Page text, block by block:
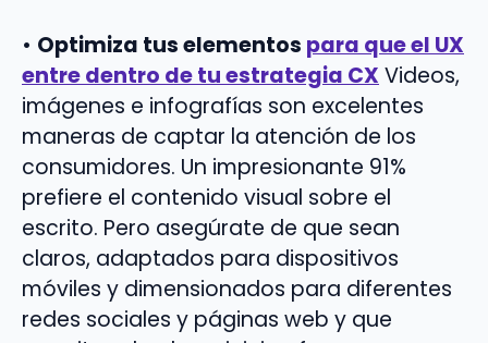
• Optimiza tus elementos para que el UX
entre dentro de tu estrategia CX Videos,
imágenes e infografías son excelentes
maneras de captar la atención de los
consumidores. Un impresionante 91%
prefiere el contenido visual sobre el
escrito. Pero asegúrate de que sean
claros, adaptados para dispositivos
móviles y dimensionados para diferentes
redes sociales y páginas web y que